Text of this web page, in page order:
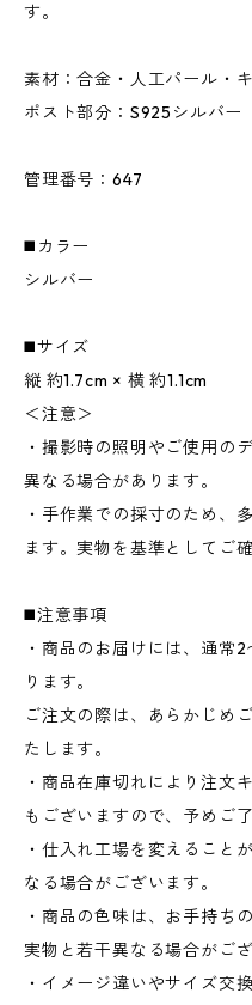
す。
素材：合金・人工パール・
ポスト部分：S925シルバー
管理番号：647
◼️カラー
シルバー
◼️サイズ
縦 約1.7cm × 横 約1.1cm
＜注意＞
・撮影時の照明やご使用の
異なる場合があります。
・手作業での採寸のため、
ます。実物を基準としてご
◼️注意事項
・商品のお届けには、通常
ります。
ご注文の際は、あらかじめ
たします。
・商品在庫切れにより注文
もございますので、予めご
・仕入れ工場を変えること
なる場合がございます。
・商品の色味は、お手持ち
実物と若干異なる場合がござ
・イメージ違いやサイズ交